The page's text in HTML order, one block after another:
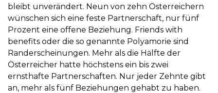
bleibt unverändert. Neun von zehn Österreichern
wünschen sich eine feste Partnerschaft, nur fünf
Prozent eine offene Beziehung. Friends with
benefits oder die so genannte Polyamorie sind
Randerscheinungen. Mehr als die Hälfte der
Österreicher hatte höchstens ein bis zwei
ernsthafte Partnerschaften. Nur jeder Zehnte gibt
an, mehr als fünf Beziehungen gehabt zu haben.